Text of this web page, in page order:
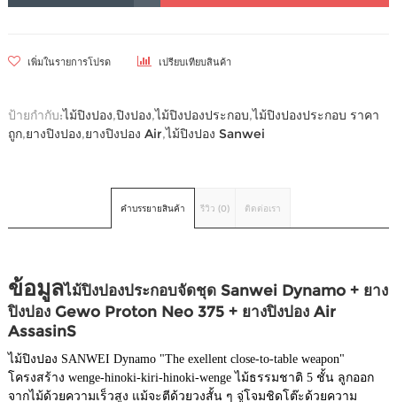
เพิ่มในรายการโปรด เปรียบเทียบสินค้า
ป้ายกำกับ:ไม้ปิงปอง,ปิงปอง,ไม้ปิงปองประกอบ,ไม้ปิงปองประกอบ ราคา
ถูก,ยางปิงปอง,ยางปิงปอง Air,ไม้ปิงปอง Sanwei
คำบรรยายสินค้า รีวิว (0) ติดต่อเรา
ข้อมูลไม้ปิงปองประกอบจัดชุด Sanwei Dynamo + ยาง
ปิงปอง Gewo Proton Neo 375 + ยางปิงปอง Air
AssasinS
ไม้ปิงปอง SANWEI Dynamo "The exellent close-to-table weapon"
โครงสร้าง wenge-hinoki-kiri-hinoki-wenge ไม้ธรรมชาติ 5 ชั้น ลูกออก
จากไม้ด้วยความเร็วสูง แม้จะตีด้วยวงสั้น ๆ จู่โจมชิดโต๊ะด้วยความ